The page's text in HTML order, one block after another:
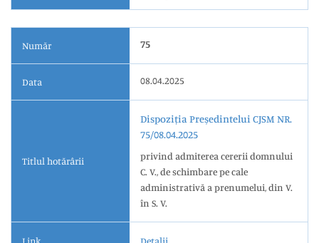
Număr 75
Data 08.04.2025
Titlul hotărârii
Dispoziția Președintelui CJSM NR.
75/08.04.2025
privind admiterea cererii domnului
C. V., de schimbare pe cale
administrativă a prenumelui, din V.
în S. V.